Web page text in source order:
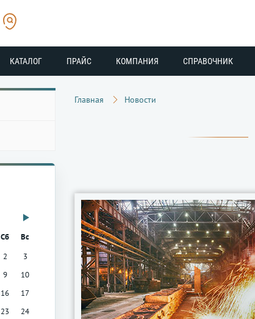
КАТАЛОГ ПРАЙС КОМПАНИЯ СПРАВОЧНИК
Сб
Вс
2
3
9
10
16
17
23
24
Главная Новости